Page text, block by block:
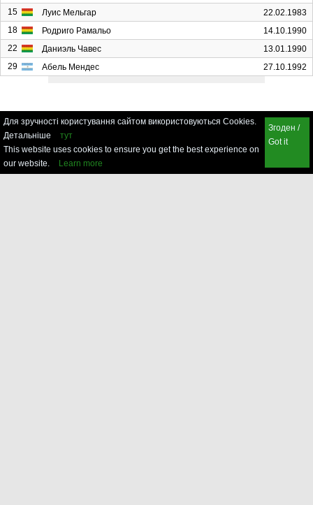
15
Луис Мельгар
22.02.1983
18
Родриго Рамальо
14.10.1990
22
Даниэль Чавес
13.01.1990
29
Абель Мендес 27.10.1992
Для зручності користування сайтом використовуються Cookies.
Детальніше
тут
This website uses cookies to ensure you get the best experience on
our website.
Learn more
Згоден /
Got it